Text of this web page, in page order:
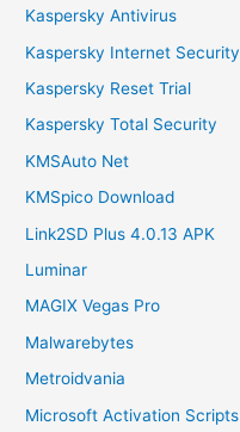
Kaspersky Antivirus
Kaspersky Internet Security
Kaspersky Reset Trial
Kaspersky Total Security
KMSAuto Net
KMSpico Download
Link2SD Plus 4.0.13 APK
Luminar
MAGIX Vegas Pro
Malwarebytes
Metroidvania
Microsoft Activation Scripts